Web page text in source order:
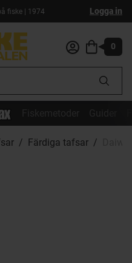
fiske | 1974 Logga in
0
Färdiga tafsar